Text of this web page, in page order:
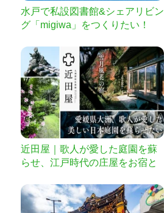
水戸で私設図書館&シェアリビン
グ「migiwa」をつくりたい！
近田屋｜歌人が愛した庭園を蘇
らせ、江戸時代の庄屋をお宿と